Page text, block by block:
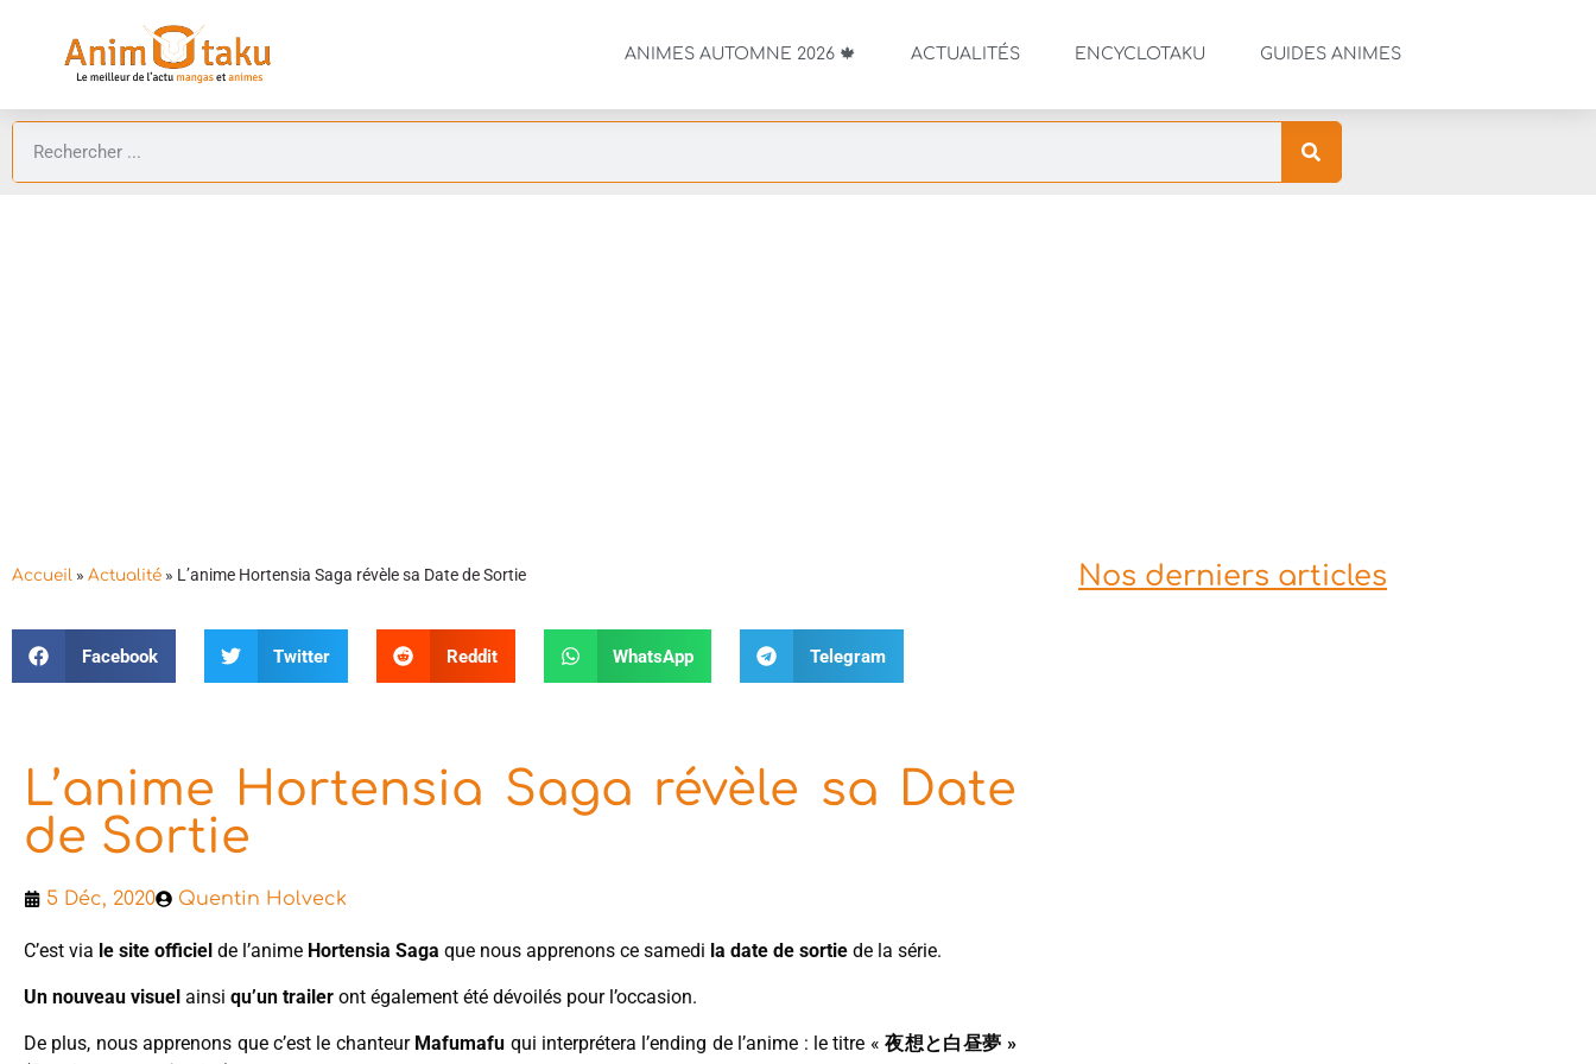
ANIMES AUTOMNE 2026 🍁 ACTUALITÉS ENCYCLOTAKU GUIDES ANIMES
Accueil » Actualité » L’anime Hortensia Saga révèle sa Date de Sortie
Facebook Twitter Reddit WhatsApp Telegram
L’anime Hortensia Saga révèle sa Date
de Sortie
5 Déc, 2020 Quentin Holveck
C’est via le site officiel de l’anime Hortensia Saga que nous apprenons ce samedi la date de sortie de la série.
Un nouveau visuel ainsi qu’un trailer ont également été dévoilés pour l’occasion.
De plus, nous apprenons que c’est le chanteur Mafumafu qui interprétera l’ending de l’anime : le titre «夜想と白昼夢 »
Nos derniers articles